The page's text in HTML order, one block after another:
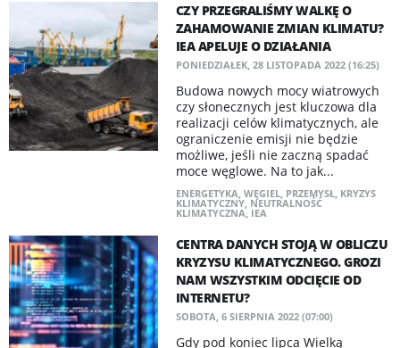
CZY PRZEGRALIŚMY WALKĘ O
ZAHAMOWANIE ZMIAN KLIMATU?
IEA APELUJE O DZIAŁANIA
PONIEDZIAŁEK, 28 LISTOPADA 2022 (16:25)
Budowa nowych mocy wiatrowych
czy słonecznych jest kluczowa dla
realizacji celów klimatycznych, ale
ograniczenie emisji nie będzie
możliwe, jeśli nie zaczną spadać
moce węglowe. Na to jak...
ENERGETYKA, WĘGIEL, PRZEMYSŁ, KRYZYS
KLIMATYCZNY, NEUTRALNOŚĆ
KLIMATYCZNA, IEA
CENTRA DANYCH STOJĄ W OBLICZU
KRYZYSU KLIMATYCZNEGO. GROZI
NAM WSZYSTKIM ODCIĘCIE OD
INTERNETU?
SOBOTA, 6 SIERPNIA 2022 (07:00)
Gdy pod koniec lipca Wielką